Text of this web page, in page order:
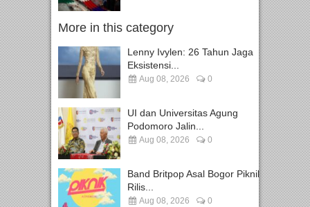
More in this category
Lenny Ivylen: 26 Tahun Jaga
Eksistensi...
Aug 08, 2026 0
UI dan Universitas Agung
Podomoro Jalin...
Aug 08, 2026 0
Band Britpop Asal Bogor Piknik
Rilis...
Aug 08, 2026 0